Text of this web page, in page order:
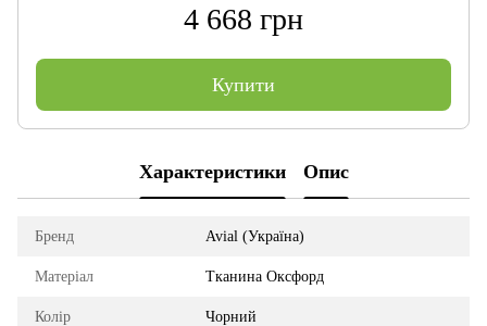
4 668 грн
Купити
Характеристики Опис
Бренд Avial (Україна)
Матеріал Тканина Оксфорд
Колір Чорний